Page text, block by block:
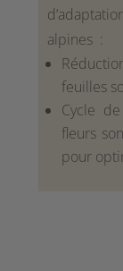
alpines :
feuilles
Cycle
fleurs
pour